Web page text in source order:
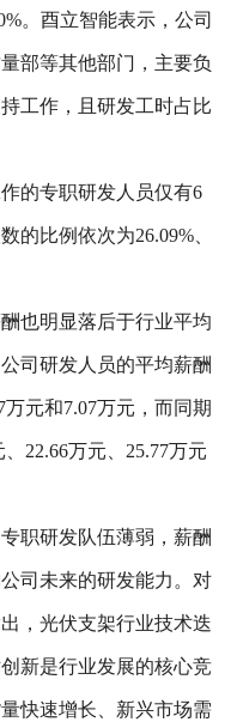
。酉立智能表示，公司
部等其他部门，主要负
工作，且研发工时占比
的专职研发人员仅有6
的比例依次为26.09%、
也明显落后于行业平均
司研发人员的平均薪酬
元和7.07万元，而同期
22.66万元、25.77万元
职研发队伍薄弱，薪酬
司未来的研发能力。对
，光伏支架行业技术迭
新是行业发展的核心竞
快速增长、新兴市场需